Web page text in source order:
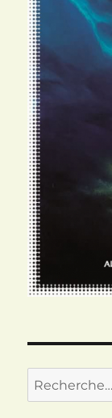
Recherche
pour :